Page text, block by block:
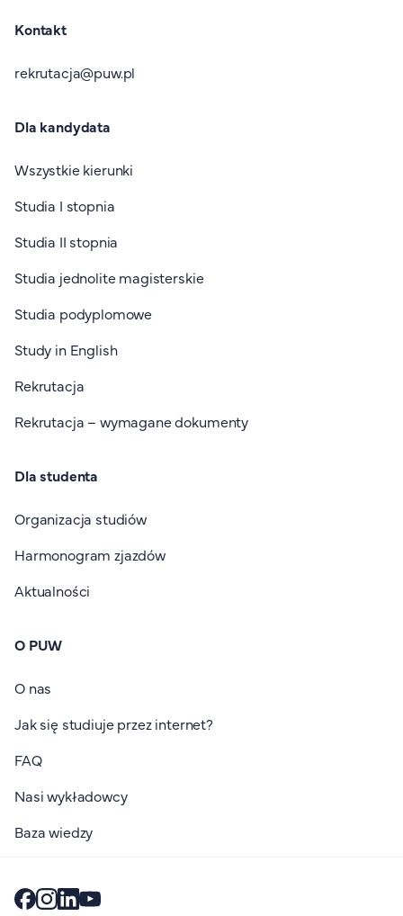
Kontakt
rekrutacja@puw.pl
Dla kandydata
Wszystkie kierunki
Studia I stopnia
Studia II stopnia
Studia jednolite magisterskie
Studia podyplomowe
Study in English
Rekrutacja
Rekrutacja – wymagane dokumenty
Dla studenta
Organizacja studiów
Harmonogram zjazdów
Aktualności
O PUW
O nas
Jak się studiuje przez internet?
FAQ
Nasi wykładowcy
Baza wiedzy